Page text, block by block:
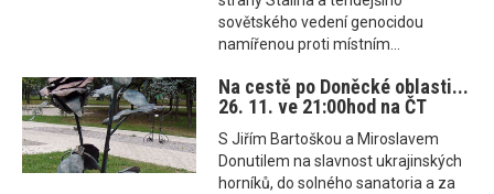
sovětského vedení genocidou
namířenou proti místním...
Na cestě po Doněcké oblasti...
26. 11. ve 21:00hod na ČT
S Jiřím Bartoškou a Miroslavem
Donutilem na slavnost ukrajinských
horníků, do solného sanatoria a za